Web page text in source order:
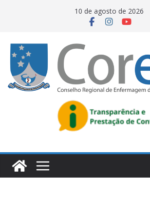
10 de agosto de 2026